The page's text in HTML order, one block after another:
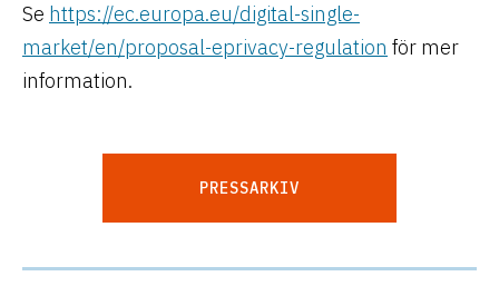
Se https://ec.europa.eu/digital-single-
market/en/proposal-eprivacy-regulation för mer
information.
PRESSARKIV